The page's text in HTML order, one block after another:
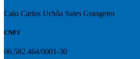
Caio Carlos Uchôa Sales Grangeiro
CNPJ
06.582.464/0001-30